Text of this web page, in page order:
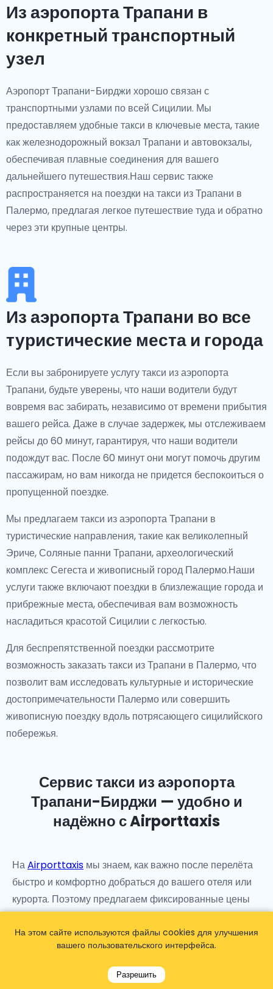
Из аэропорта Трапани в
конкретный транспортный
узел
Аэропорт Трапани-Бирджи хорошо связан с
транспортными узлами по всей Сицилии. Мы
предоставляем удобные такси в ключевые места, такие
как железнодорожный вокзал Трапани и автовокзалы,
обеспечивая плавные соединения для вашего
дальнейшего путешествия.Наш сервис также
распространяется на поездки на такси из Трапани в
Палермо, предлагая легкое путешествие туда и обратно
через эти крупные центры.
Из аэропорта Трапани во все
туристические места и города
Если вы забронируете услугу такси из аэропорта
Трапани, будьте уверены, что наши водители будут
вовремя вас забирать, независимо от времени прибытия
вашего рейса. Даже в случае задержек, мы отслеживаем
рейсы до 60 минут, гарантируя, что наши водители
подождут вас. После 60 минут они могут помочь другим
пассажирам, но вам никогда не придется беспокоиться о
пропущенной поездке.
Мы предлагаем такси из аэропорта Трапани в
туристические направления, такие как великолепный
Эриче, Соляные панни Трапани, археологический
комплекс Сегеста и живописный город Палермо.Наши
услуги также включают поездки в близлежащие города и
прибрежные места, обеспечивая вам возможность
насладиться красотой Сицилии с легкостью.
Для беспрепятственной поездки рассмотрите
возможность заказать такси из Трапани в Палермо, что
позволит вам исследовать культурные и исторические
достопримечательности Палермо или совершить
живописную поездку вдоль потрясающего сицилийского
побережья.
Сервис такси из аэропорта
Трапани-Бирджи — удобно и
надёжно с Airporttaxis
НаAirporttaxis мы знаем, как важно после перелёта
быстро и комфортно добраться до вашего отеля или
курорта. Поэтому предлагаем фиксированные цены
без скрытых доплат, профессиональных
англоговорящих водителей, персонализированные
услуги и круглосуточную поддержку клиентов.
Мы также предоставляем дополнительные услуги для
На этом сайте используются файлы cookies для улучшения
вашего пользовательского интерфейса.
Разрешить